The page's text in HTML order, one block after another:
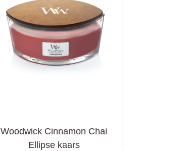
Woodwick Cinnamon Chai
Ellipse kaars